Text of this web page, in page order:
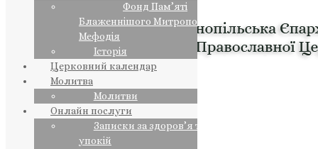
Фонд Пам’яті
Блаженнішого Митрополита
Мефодія
Історія
Церковний календар
Молитва
Молитви
Онлайн послуги
Записки за здоров’я та за
упокій